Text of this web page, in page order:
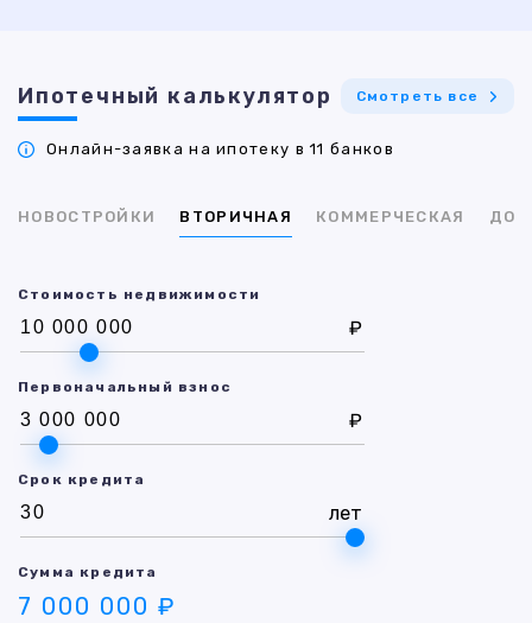
Ипотечный калькулятор Смотреть все
Онлайн-заявка на ипотеку в 11 банков
НОВОСТРОЙКИ ВТОРИЧНАЯ КОММЕРЧЕСКАЯ ДОМ
Стоимость недвижимости
₽
Первоначальный взнос
₽
Срок кредита
лет
Сумма кредита
7 000 000 ₽